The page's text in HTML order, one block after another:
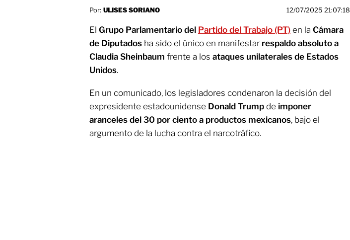
Por: ULISES SORIANO 12/07/2025 21:07:18
El Grupo Parlamentario del Partido del Trabajo (PT) en la Cámara
de Diputados ha sido el único en manifestar respaldo absoluto a
Claudia Sheinbaum frente a los ataques unilaterales de Estados
Unidos.
En un comunicado, los legisladores condenaron la decisión del
expresidente estadounidense Donald Trump de imponer
aranceles del 30 por ciento a productos mexicanos, bajo el
argumento de la lucha contra el narcotráfico.